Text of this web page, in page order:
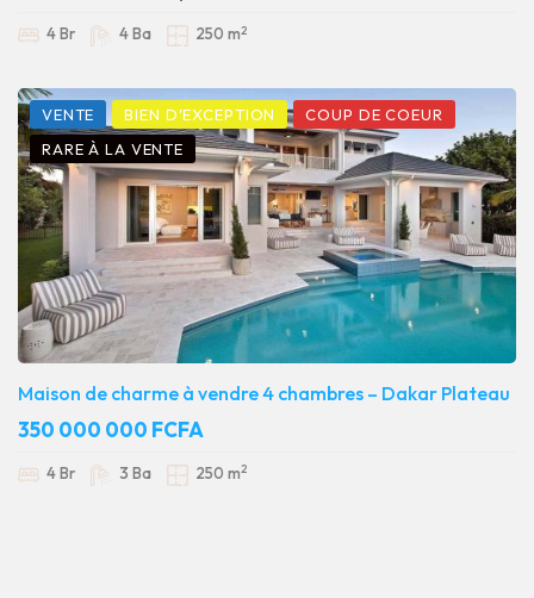
4 Br 4 Ba 250 m2
VENTE BIEN D'EXCEPTION
COUP DE COEUR
RARE À LA VENTE
Maison de charme à vendre 4 chambres – Dakar Plateau
350 000 000 FCFA
4 Br 3 Ba 250 m2